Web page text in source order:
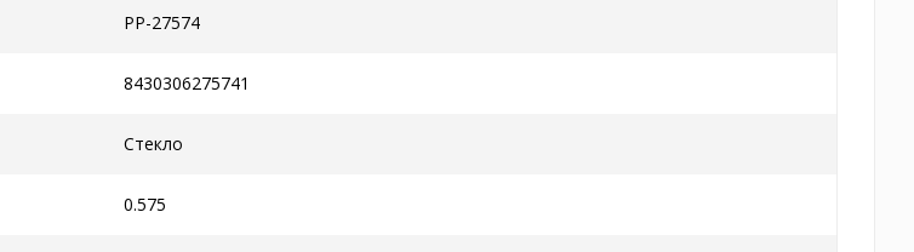
PP-27574
8430306275741
Стекло
0.575